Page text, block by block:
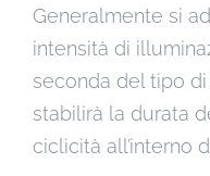
Generalmente si
intensità di
seconda del tipo
stabilirà la durata
ciclicità all’interno